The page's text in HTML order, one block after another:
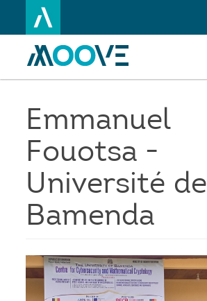
au
principalEmmanuel
Fouotsa -
Université de
Bamenda